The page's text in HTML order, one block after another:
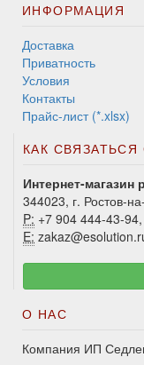
ИНФОРМАЦИЯ
Доставка
Приватность
Условия
Контакты
Прайс-лист (*.xlsx)
КАК
Интернет-
344023, г. Ростов-
P: +7 904 444-43-
E:
О НАС
Компания ИП